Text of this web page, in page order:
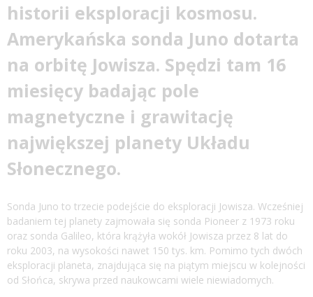
historii eksploracji kosmosu.
Amerykańska sonda Juno dotarta
na orbitę Jowisza. Spędzi tam 16
miesięcy badając pole
magnetyczne i grawitację
największej planety Układu
Słonecznego.
Sonda Juno to trzecie podejście do eksploracji Jowisza. Wcześniej
badaniem tej planety zajmowała się sonda Pioneer z 1973 roku
oraz sonda Galileo, która krążyła wokół Jowisza przez 8 lat do
roku 2003, na wysokości nawet 150 tys. km. Pomimo tych dwóch
eksploracji planeta, znajdująca się na piątym miejscu w kolejności
od Słońca, skrywa przed naukowcami wiele niewiadomych.